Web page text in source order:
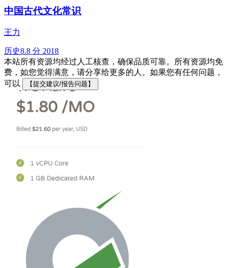
中国古代文化常识
王力
历史8.8 分 2018
本站所有资源均经过人工核查，确保品质可靠。所有资源均免
费，如您觉得满意，请分享给更多的人。如果您有任何问题，
可以
【提交建议/报告问题】